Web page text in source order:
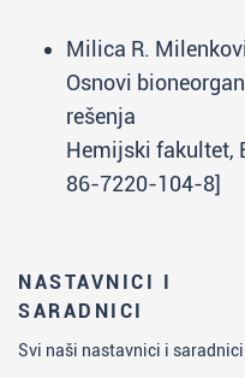
NASTAVNICI I
SARADNICI
Svi naši nastavnici i saradnici
Milica R.
Osnovi
rešenja
Hemijski fakultet,
86-7220-104-8]